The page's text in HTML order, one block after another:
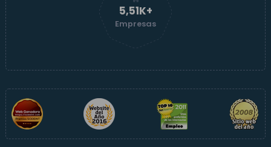
5,52K+
Empresas